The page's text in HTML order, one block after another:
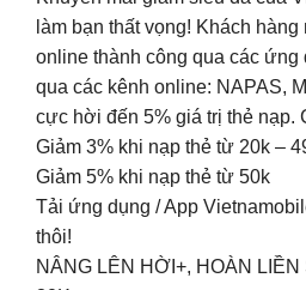
làm bạn thất vọng! Khách
online thành công qua các ứng
qua các kênh online: NAPAS,
cực hời đến 5% giá trị thẻ nạp.
Giảm 3% khi nạp thẻ từ 20k –
Giảm 5% khi nạp thẻ từ 50k
Tải ứng dụng / App
thôi!
NÂNG LÊN HỜI+, HOÀN